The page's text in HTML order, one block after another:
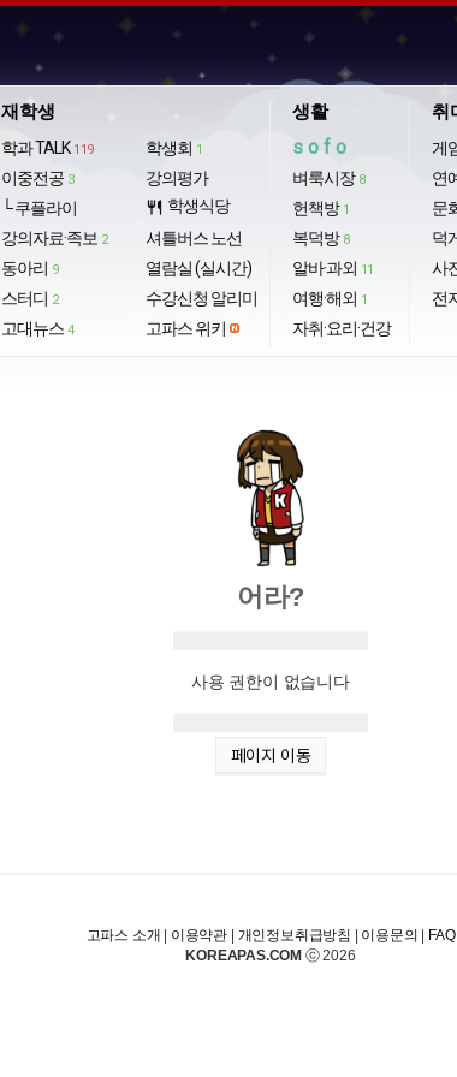
재학생
학과 TALK 119
이중전공 3
└ 쿠플라이
강의자료·족보 2
동아리 9
스터디 2
고대뉴스 4
학생회 1
강의평가
restaurant 학생식당
셔틀버스 노선
열람실 (실시간)
수강신청 알리미
고파스 위키
생활
sofo
벼룩시장 8
헌책방 1
복덕방 8
알바·과외 11
여행·해외 1
자취·요리·건강
취
게
연
문
덕
사
전
어라?
사용 권한이 없습니다
페이지 이동
고파스 소개 이용약관 개인정보취급방침 이용문의
FAQ
KOREAPAS.COM ⓒ 2026